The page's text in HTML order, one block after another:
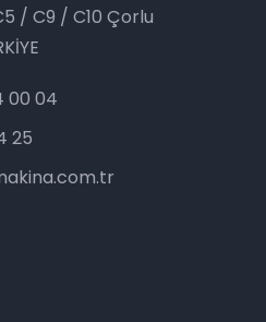
/ C9 / C10 Çorlu
00 04
25